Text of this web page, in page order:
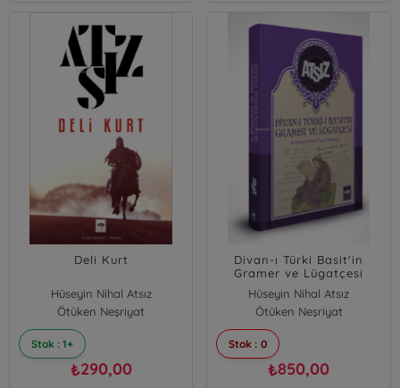
Deli Kurt
Hüseyin Nihal Atsız
Ötüken Neşriyat
Stok : 1+
₺290,00
Divan-ı Türki Basit'in
Gramer ve Lügatçesi
Hüseyin Nihal Atsız
Ötüken Neşriyat
Stok : 0
₺850,00